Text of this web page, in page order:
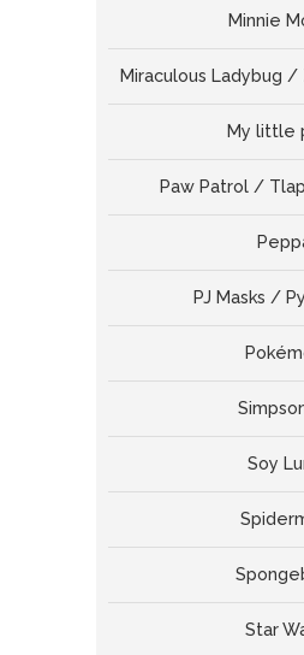
Minnie
Miraculous Ladybug /
My little
Paw Patrol /
PJ Masks /
Soy
Star